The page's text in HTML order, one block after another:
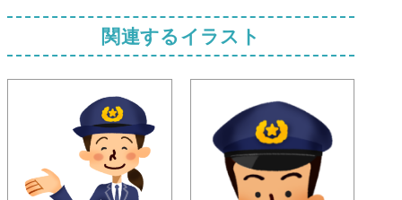
関連するイラスト